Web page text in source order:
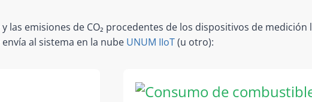
las emisiones de CO₂ procedentes de los dispositivos de medición
al sistema en la nube UNUM IIoT(u otro):
Consumo de